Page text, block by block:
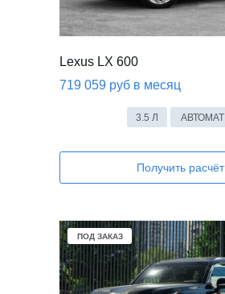
Lexus LX 600
719 059 руб в месяц
3.5 Л АВТОМАТ
Получить расчёт
ПОД ЗАКАЗ